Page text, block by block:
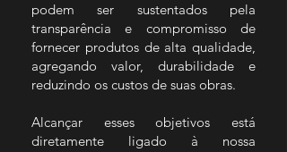
podem ser sustentados pela
transparência e compromisso de
fornecer produtos de alta qualidade,
agregando valor, durabilidade e
reduzindo os custos de suas obras.
Alcançar esses objetivos está
diretamente ligado à nossa